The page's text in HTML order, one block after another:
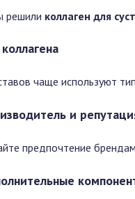
решили коллаген для
чаще используют
и
предпочтение